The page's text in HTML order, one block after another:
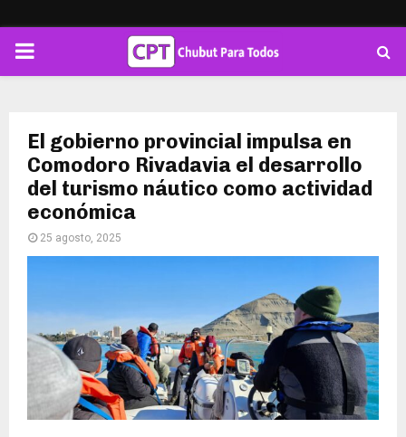
PRIMARY
El gobierno provincial impulsa en
Comodoro Rivadavia el desarrollo
del turismo náutico como actividad
económica
25 agosto, 2025